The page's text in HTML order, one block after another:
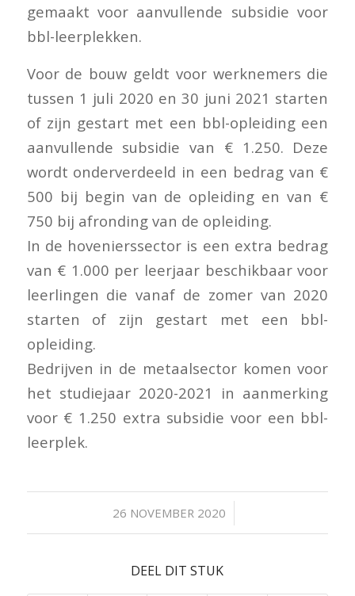
gemaakt voor aanvullende subsidie voor
bbl-leerplekken.
Voor de bouw geldt voor werknemers die
tussen 1 juli 2020 en 30 juni 2021 starten
of zijn gestart met een bbl-opleiding een
aanvullende subsidie van € 1.250. Deze
wordt onderverdeeld in een bedrag van €
500 bij begin van de opleiding en van €
750 bij afronding van de opleiding.
In de hovenierssector is een extra bedrag
van € 1.000 per leerjaar beschikbaar voor
leerlingen die vanaf de zomer van 2020
starten of zijn gestart met een bbl-
opleiding.
Bedrijven in de metaalsector komen voor
het studiejaar 2020-2021 in aanmerking
voor € 1.250 extra subsidie voor een bbl-
leerplek.
26 NOVEMBER 2020
/
DEEL DIT STUK